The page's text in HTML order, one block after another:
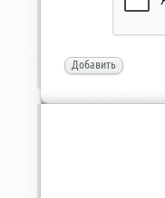
Добавить